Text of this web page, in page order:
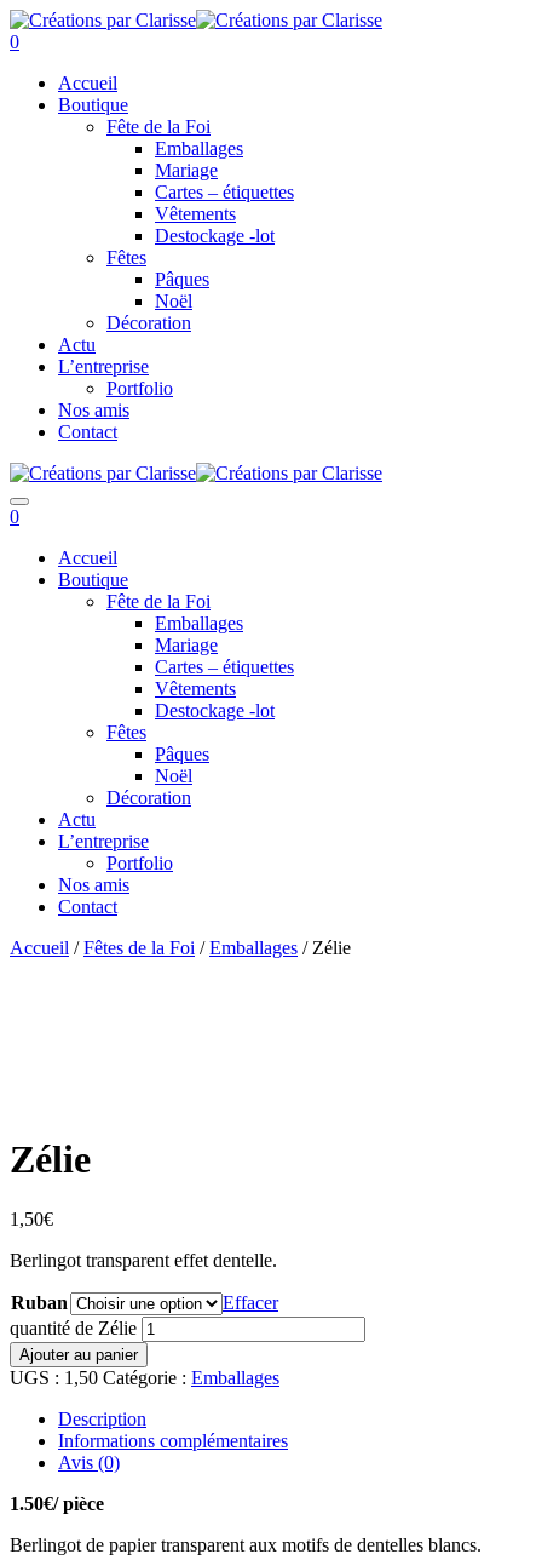
0
Accueil
Boutique
Fête de la Foi
Emballages
Mariage
Cartes – étiquettes
Vêtements
Destockage -lot
Fêtes
Pâques
Noël
Décoration
Actu
L’entreprise
Portfolio
Nos amis
Contact
0
Accueil
Boutique
Fête de la Foi
Emballages
Mariage
Cartes – étiquettes
Vêtements
Destockage -lot
Fêtes
Pâques
Noël
Décoration
Actu
L’entreprise
Portfolio
Nos amis
Contact
Accueil /Fêtes de la Foi /Emballages / Zélie
Zélie
1,50€
Berlingot transparent effet dentelle.
Ruban
Effacer
quantité de Zélie
Ajouter au panier
UGS : 1,50 Catégorie : Emballages
Description
Informations complémentaires
Avis (0)
1.50€/ pièce
Berlingot de papier transparent aux motifs de dentelles blancs.